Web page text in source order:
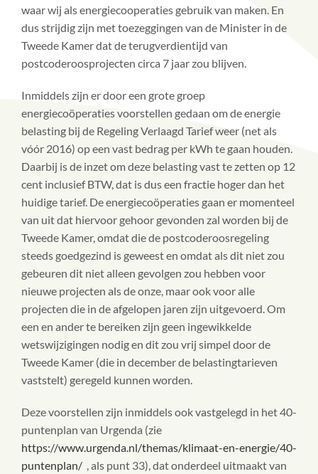
waar wij als energiecooperaties gebruik van maken. En
dus strijdig zijn met toezeggingen van de Minister in de
Tweede Kamer dat de terugverdientijd van
postcoderoosprojecten circa 7 jaar zou blijven.
Inmiddels zijn er door een grote groep
energiecoöperaties voorstellen gedaan om de energie
belasting bij de Regeling Verlaagd Tarief weer (net als
vóór 2016) op een vast bedrag per kWh te gaan houden.
Daarbij is de inzet om deze belasting vast te zetten op 12
cent inclusief BTW, dat is dus een fractie hoger dan het
huidige tarief. De energiecoöperaties gaan er momenteel
van uit dat hiervoor gehoor gevonden zal worden bij de
Tweede Kamer, omdat die de postcoderoosregeling
steeds goedgezind is geweest en omdat als dit niet zou
gebeuren dit niet alleen gevolgen zou hebben voor
nieuwe projecten als de onze, maar ook voor alle
projecten die in de afgelopen jaren zijn uitgevoerd. Om
een en ander te bereiken zijn geen ingewikkelde
wetswijzigingen nodig en dit zou vrij simpel door de
Tweede Kamer (die in december de belastingtarieven
vaststelt) geregeld kunnen worden.
Deze voorstellen zijn inmiddels ook vastgelegd in het 40-
puntenplan van Urgenda (zie
https://www.urgenda.nl/themas/klimaat-en-energie/40-
puntenplan/ , als punt 33), dat onderdeel uitmaakt van